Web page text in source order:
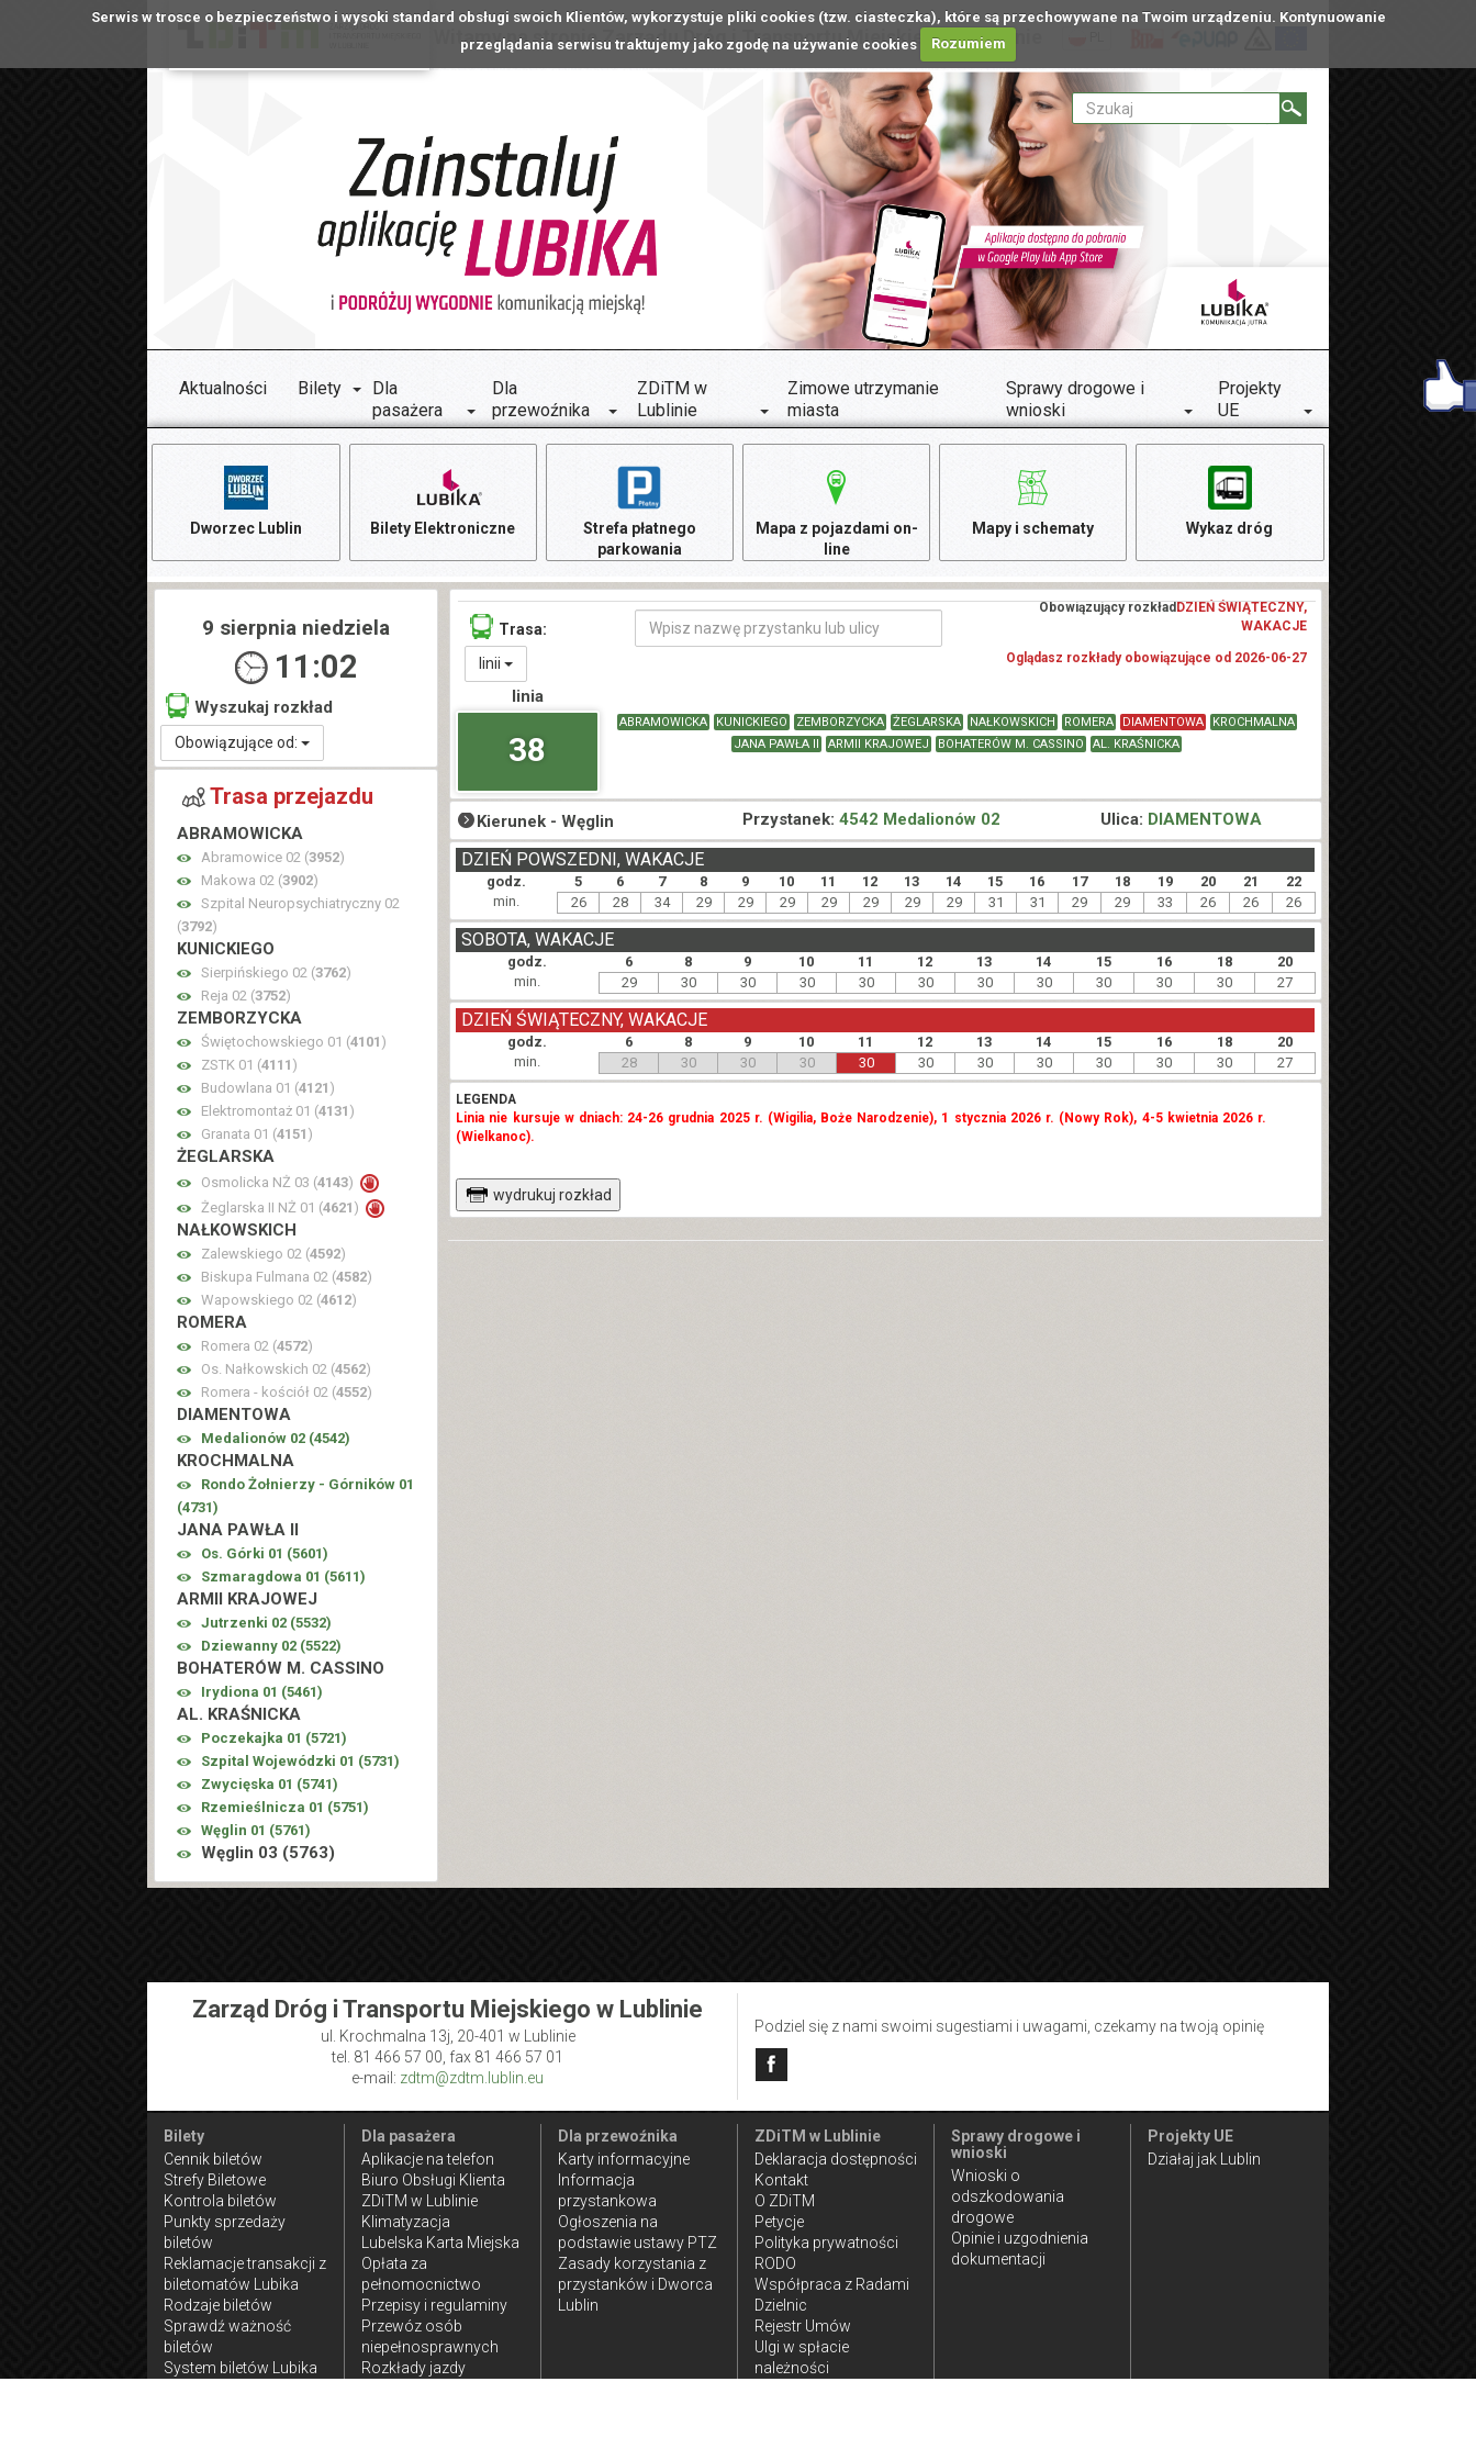
Serwis w trosce o bezpieczeństwo i wysoki standard obsługi swoich Klientów, wykorzystuje pliki cookies (tzw. ciasteczka), które są przechowywane na Twoim urządzeniu. Kontynuowanie
przeglądania serwisu traktujemy jako zgodę na używanie cookies
Rozumiem
Witamy na stronie Zarządu Dróg i Transportu Miejskiego w Lublinie
Aktualności Bilety
Dla
pasażera
Dla
przewoźnika
ZDiTM w
Lublinie
Zimowe utrzymanie
miasta
Sprawy drogowe i
wnioski
Projekty
UE
Dworzec Lublin Bilety Elektroniczne
Strefa płatnego
parkowania
Mapa z pojazdami on-
line
Mapy i schematy Wykaz dróg
Trasa:
linii
Obowiązujący rozkład DZIEŃ ŚWIĄTECZNY,
WAKACJE
Oglądasz rozkłady obowiązujące od 2026-06-27
linia
38
ABRAMOWICKA KUNICKIEGO ZEMBORZYCKA ŻEGLARSKA NAŁKOWSKICH ROMERA DIAMENTOWA
KROCHMALNA
JANA PAWŁA II
ARMII KRAJOWEJ BOHATERÓW M. CASSINO AL. KRAŚNICKA
Kierunek -Węglin Przystanek: 4542 Medalionów 02 Ulica: DIAMENTOWA
godz. 5 6 7 8 9 10 11 12 13 14 15 16 17 18 19 20 21 22
DZIEŃ POWSZEDNI, WAKACJE
min. 26 28 34 29 29 29 29 29 29 29 31 31 29 29 33 26 26 26
godz. 6 8 9 10 11 12 13 14 15 16 18 20
SOBOTA, WAKACJE
min. 29 30 30 30 30 30 30 30 30 30 30 27
godz. 6 8 9 10 11 12 13 14 15 16 18 20
DZIEŃ ŚWIĄTECZNY, WAKACJE
min. 28 30 30 30 30 30 30 30 30 30 30 27
LEGENDA
Linia nie kursuje w dniach: 24-26 grudnia 2025 r. (Wigilia, Boże Narodzenie), 1 stycznia 2026 r. (Nowy Rok), 4-5 kwietnia 2026 r.
(Wielkanoc).
wydrukuj rozkład
9 sierpnia niedziela
11:02
Wyszukaj rozkład
Obowiązujące od:
Trasa przejazdu
ABRAMOWICKA
Abramowice 02 (3952)
Makowa 02 (3902)
Szpital Neuropsychiatryczny 02
(3792)
KUNICKIEGO
Sierpińskiego 02 (3762)
Reja 02 (3752)
ZEMBORZYCKA
Świętochowskiego 01 (4101 )
ZSTK 01 (4111 )
Budowlana 01 (4121 )
Elektromontaż 01 (4131 )
Granata 01 (4151 )
ŻEGLARSKA
Osmolicka NŻ 03 (4143)
Żeglarska II NŻ 01 (4621 )
NAŁKOWSKICH
Zalewskiego 02 (4592)
Biskupa Fulmana 02 (4582)
Wapowskiego 02 (4612)
ROMERA
Romera 02 (4572)
Os. Nałkowskich 02 (4562)
Romera - kościół 02 (4552)
DIAMENTOWA
Medalionów 02 (4542)
KROCHMALNA
Rondo Żołnierzy - Górników 01
(4731)
JANA PAWŁA II
Os. Górki 01 (5601)
Szmaragdowa 01 (5611)
ARMII KRAJOWEJ
Jutrzenki 02 (5532)
Dziewanny 02 (5522)
BOHATERÓW M. CASSINO
Irydiona 01 (5461)
AL. KRAŚNICKA
Poczekajka 01 (5721)
Szpital Wojewódzki 01 (5731)
Zwycięska 01 (5741)
Rzemieślnicza 01 (5751)
Węglin 01 (5761)
Węglin 03 (5763)
Zarząd Dróg i Transportu Miejskiego w Lublinie
ul. Krochmalna 13j, 20-401 w Lublinie
tel. 81 466 57 00, fax 81 466 57 01
e-mail: zdtm@zdtm.lublin.eu
Podziel się z nami swoimi sugestiami i uwagami, czekamy na twoją opinię
Bilety
Cennik biletów
Strefy Biletowe
Kontrola biletów
Punkty sprzedaży
biletów
Reklamacje transakcji z
biletomatów Lubika
Rodzaje biletów
Sprawdź ważność
biletów
System biletów Lubika
Dla pasażera
Aplikacje na telefon
Biuro Obsługi Klienta
ZDiTM w Lublinie
Klimatyzacja
Lubelska Karta Miejska
Opłata za
pełnomocnictwo
Przepisy i regulaminy
Przewóz osób
niepełnosprawnych
Rozkłady jazdy
Dla przewoźnika
Karty informacyjne
Informacja
przystankowa
Ogłoszenia na
podstawie ustawy PTZ
Zasady korzystania z
przystanków i Dworca
Lublin
ZDiTM w Lublinie
Deklaracja dostępności
Kontakt
O ZDiTM
Petycje
Polityka prywatności
RODO
Współpraca z Radami
Dzielnic
Rejestr Umów
Ulgi w spłacie
należności
Sprawy drogowe i
wnioski
Wnioski o
odszkodowania
drogowe
Opinie i uzgodnienia
dokumentacji
Projekty UE
Działaj jak Lublin